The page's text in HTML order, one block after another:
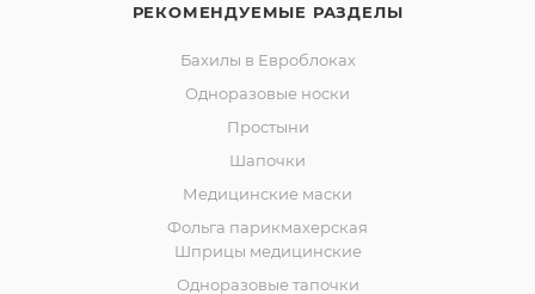
РЕКОМЕНДУЕМЫЕ РАЗДЕЛЫ
Бахилы в Евроблоках
Одноразовые носки
Простыни
Шапочки
Медицинские маски
Фольга парикмахерская
Шприцы медицинские
Одноразовые тапочки